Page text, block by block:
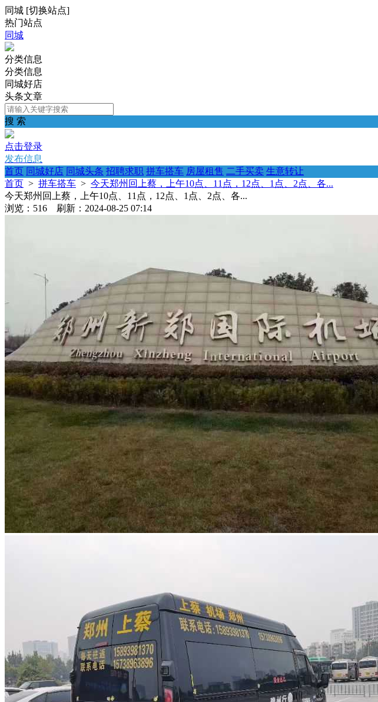
同城 [切换站点]
热门站点
同城
分类信息
分类信息
同城好店
头条文章
搜 索
点击登录
发布信息
首页 同城好店 同城头条 招聘求职 拼车搭车 房屋租售 二手买卖 生意转让
首页 > 拼车搭车 > 今天郑州回上蔡，上午10点、11点，12点、1点、2点、各...
今天郑州回上蔡，上午10点、11点，12点、1点、2点、各...
浏览：516 刷新：2024-08-25 07:14